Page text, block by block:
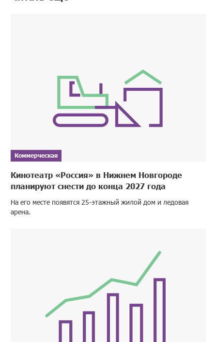
Коммерческая
Кинотеатр «Россия» в Нижнем Новгороде
планируют снести до конца 2027 года
На его месте появятся 25-этажный жилой дом и ледовая
арена.